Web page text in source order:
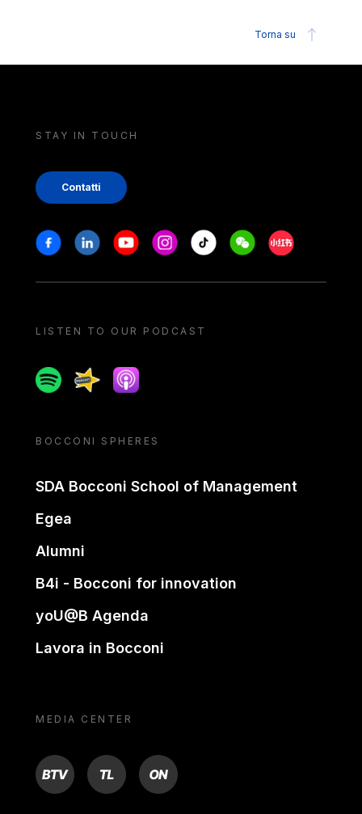
Torna su
STAY IN TOUCH
Contatti
Stay in touch
FacebookLinkedinYoutubeInstagram
Tiktok WeechatXiaohongshu/
LISTEN TO OUR PODCAST
SpotifySpreakerApple podcast
BOCCONI SPHERES
SDA Bocconi School of Management
Egea
Alumni
B4i - Bocconi for innovation
yoU@B Agenda
Lavora in Bocconi
MEDIA CENTER
BTV TL ON